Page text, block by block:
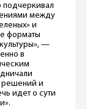
подчеркивал
между
и
форматы
—
в
решений и
идет о сути